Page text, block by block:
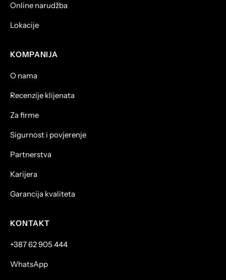
Online narudžba
Lokacije
KOMPANIJA
O nama
Recenzije klijenata
Za firme
Sigurnost i povjerenje
Partnerstva
Karijera
Garancija kvaliteta
KONTAKT
+387 62 905 444
WhatsApp